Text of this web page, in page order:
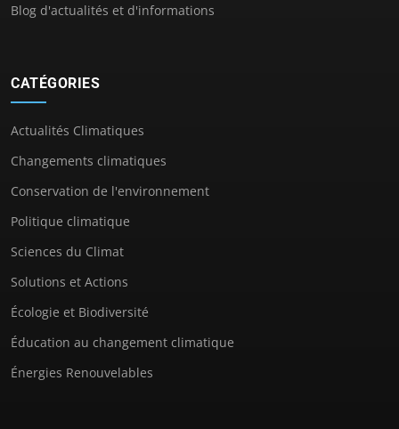
Blog d'actualités et d'informations
CATÉGORIES
Actualités Climatiques
Changements climatiques
Conservation de l'environnement
Politique climatique
Sciences du Climat
Solutions et Actions
Écologie et Biodiversité
Éducation au changement climatique
Énergies Renouvelables